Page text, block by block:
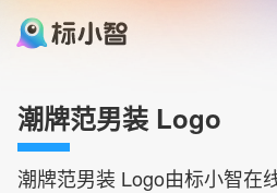
LOGO生
潮牌范男装 Logo
潮牌范男装 Logo由标小智在